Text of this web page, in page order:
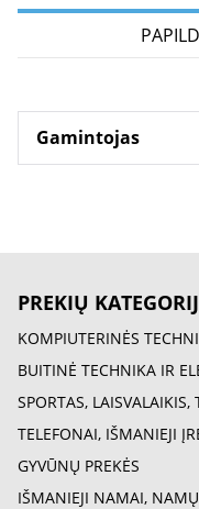
Gamintojas
PREKIŲ
KOMPIUTERINĖS
BUITINĖ TECHNIKA IR
SPORTAS, LAISVALAIKIS,
TELEFONAI, IŠMANIEJI
GYVŪNŲ PREKĖS
IŠMANIEJI NAMAI,